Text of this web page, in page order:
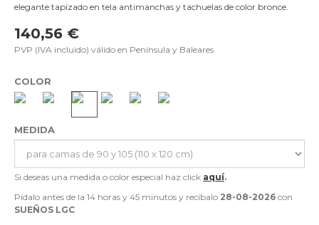
elegante tapizado en tela antimanchas y tachuelas de color bronce.
140,56 €
PVP (IVA incluido) válido en Península y Baleares
COLOR
MEDIDA
Si deseas una medida o color especial haz click aquí.
Pídalo antes de la 14 horas y 45 minutos y recíbalo 28-08-2026 con
SUEÑOS LGC